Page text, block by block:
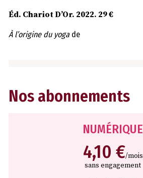
Éd. Chariot D’Or. 2022. 29 €
À l’origine du yoga de
Nos abonnements
NUMÉRIQUE
4,10 €/mois
sans engagement